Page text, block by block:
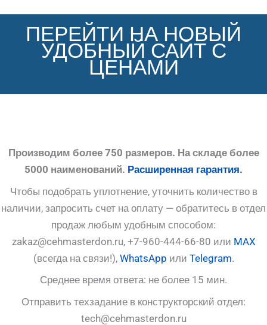
ПЕРЕЙТИ НА НОВЫЙ
УДОБНЫЙ САЙТ С
ЦЕНАМИ
Производим более 750 размеров. На складе более
5000 наименований. Расширенная гарантия.
Чтобы подобрать уплотнение, уточнить количество в
наличии, запросить счет на оплату — обратитесь в отдел
продаж любым удобным способом:
zakaz@cehmasterdon.ru, +7-960-444-66-80 или MAX
(всегда на связи!), WhatsApp или Telegram.
Среднее время ответа: не более 15 мин.
Отправить техзадание в конструкторский отдел:
tech@cehmasterdon.ru